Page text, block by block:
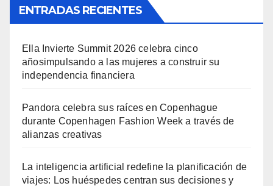
ENTRADAS RECIENTES
Ella Invierte Summit 2026 celebra cinco
añosimpulsando a las mujeres a construir su
independencia financiera
Pandora celebra sus raíces en Copenhague
durante Copenhagen Fashion Week a través de
alianzas creativas
La inteligencia artificial redefine la planificación de
viajes: Los huéspedes centran sus decisiones y